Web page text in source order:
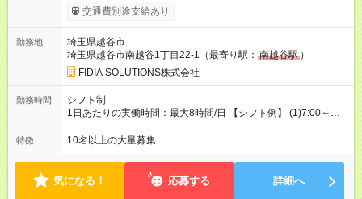
給！ ※能力・スキルを考慮し、ご相談の上で決定します。 【試
用期間】試用期間なし
交通費別途支給あり
勤務地
埼玉県越谷市
埼玉県越谷市南越谷1丁目22-1（最寄り駅： 南越谷駅 ）
FIDIA SOLUTIONS株式会社
勤務時間
シフト制
1日あたりの実働時間：最大8時間/日 【シフト例】 (1)7:00～
16:00 (2)8:00～17:00 (3)13:00～22:00 (4)14:00～23:00
(5)22:00～7:00 (6)23:00～8:00
特徴 10名以上の大量募集
気になる！ 応募する 詳細へ